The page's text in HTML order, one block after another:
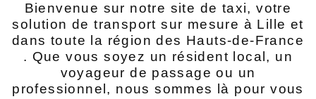
Bienvenue sur notre site de taxi, votre
solution de transport sur mesure à Lille et
dans toute la région des Hauts-de-France
. Que vous soyez un résident local, un
voyageur de passage ou un
professionnel, nous sommes là pour vous